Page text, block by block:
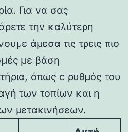
Για να σας
την καλύτερη
άμεσα τις τρεις πιο
με βάση
όπως ο ρυθμός του
των τοπίων και η
μετακινήσεων.